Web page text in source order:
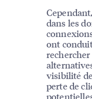
dans les
ont
visibilité
perte de